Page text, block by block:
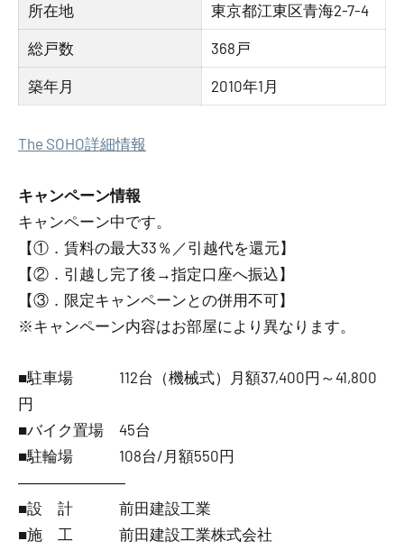
所在地 東京都江東区青海2-7-4
総戸数 368戸
築年月 2010年1月
The SOHO詳細情報
キャンペーン情報
キャンペーン中です。
【①．賃料の最大33％／引越代を還元】
【②．引越し完了後→指定口座へ振込】
【③．限定キャンペーンとの併用不可】
※キャンペーン内容はお部屋により異なります。
■駐車場 112台（機械式）月額37,400円～41,800
円
■バイク置場 45台
■駐輪場 108台/月額550円
―――――――
■設 計 前田建設工業
■施 工 前田建設工業株式会社